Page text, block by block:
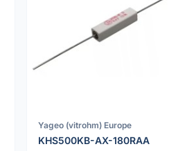
Yageo (vitrohm) Europe
KHS500KB-AX-180RAA